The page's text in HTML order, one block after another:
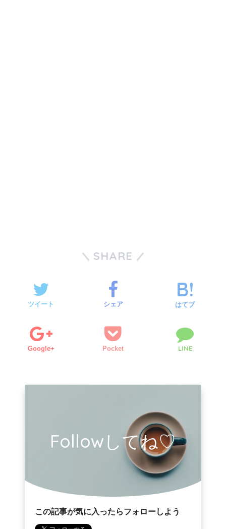
SHARE
ツイート シェア はてブ
Google+ Pocket LINE
Followしてね♡
この記事が気に入ったらフォローしよう